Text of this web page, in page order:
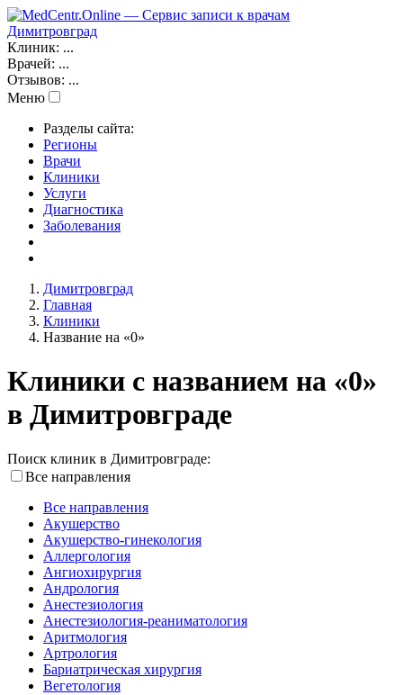
Димитровград
Клиник: ...
Врачей: ...
Отзывов: ...
Меню
Разделы сайта:
Регионы
Врачи
Клиники
Услуги
Диагностика
Заболевания
Димитровград
Главная
Клиники
Название на «0»
Клиники с названием на «0»
в Димитровграде
Поиск клиник в Димитровграде:
Все направления
Все направления
Акушерство
Акушерство-гинекология
Аллергология
Ангиохирургия
Андрология
Анестезиология
Анестезиология-реаниматология
Аритмология
Артрология
Бариатрическая хирургия
Вегетология